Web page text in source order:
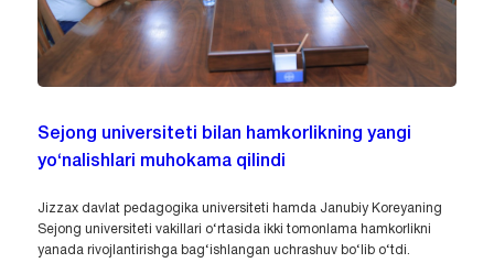
Sejong universiteti bilan hamkorlikning yangi
yo‘nalishlari muhokama qilindi
Jizzax davlat pedagogika universiteti hamda Janubiy Koreyaning
Sejong universiteti vakillari o‘rtasida ikki tomonlama hamkorlikni
yanada rivojlantirishga bag‘ishlangan uchrashuv bo‘lib o‘tdi.